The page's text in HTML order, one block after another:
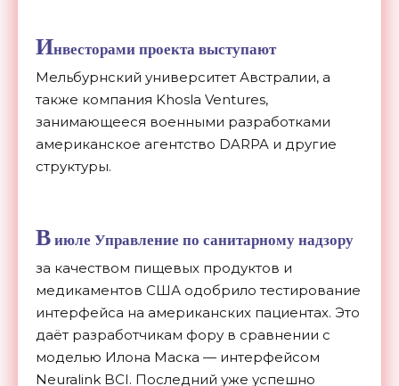
Инвесторами проекта выступают
Мельбурнский университет Австралии, а
также компания Khosla Ventures,
занимающееся военными разработками
американское агентство DARPA и другие
структуры.
Виюле Управление по санитарному надзору
за качеством пищевых продуктов и
медикаментов США одобрило тестирование
интерфейса на американских пациентах. Это
даёт разработчикам фору в сравнении с
моделью Илона Маска — интерфейсом
Neuralink BCI. Последний уже успешно